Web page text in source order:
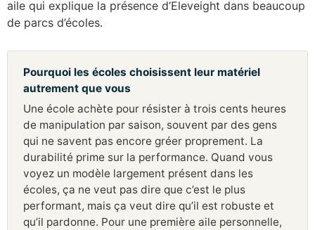
aile qui explique la présence d’Eleveight dans beaucoup
de parcs d’écoles.
Pourquoi les écoles choisissent leur matériel
autrement que vous
Une école achète pour résister à trois cents heures
de manipulation par saison, souvent par des gens
qui ne savent pas encore gréer proprement. La
durabilité prime sur la performance. Quand vous
voyez un modèle largement présent dans les
écoles, ça ne veut pas dire que c’est le plus
performant, mais ça veut dire qu’il est robuste et
qu’il pardonne. Pour une première aile personnelle,